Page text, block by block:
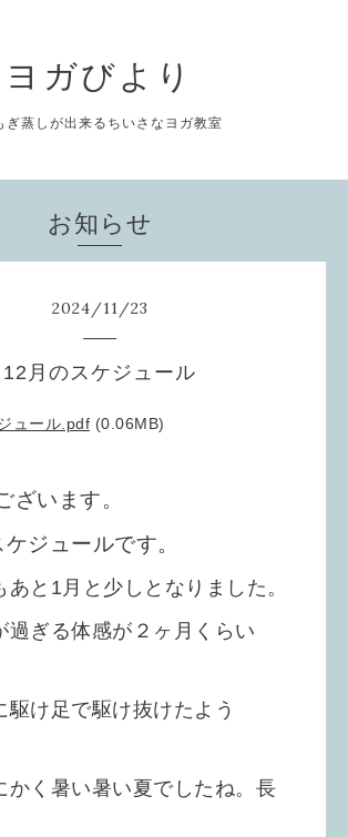
ヨガびより
ぎ蒸しが出来るちいさなヨガ教室
お知らせ
2024/11/23
12月のスケジュール
ュール.pdf (0.06MB)
ざいます。
ジュールです。
あと1月と少しとなりました。
過ぎる体感が２ヶ月くらい
駆け足で駆け抜けたよう
かく暑い暑い夏でしたね。長